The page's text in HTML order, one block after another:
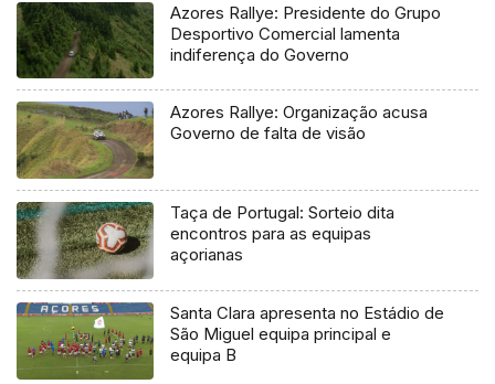
Azores Rallye: Presidente do Grupo
Desportivo Comercial lamenta
indiferença do Governo
Azores Rallye: Organização acusa
Governo de falta de visão
Taça de Portugal: Sorteio dita
encontros para as equipas
açorianas
Santa Clara apresenta no Estádio de
São Miguel equipa principal e
equipa B